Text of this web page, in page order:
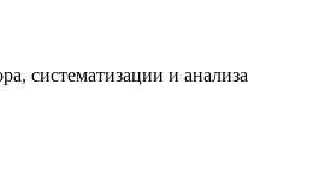
систематизации и анализа